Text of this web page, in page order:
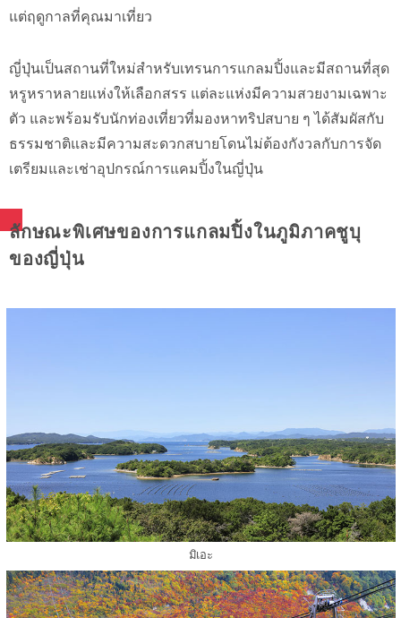
แต่ฤดูกาลที่คุณมาเที่ยว
ญี่ปุ่นเป็นสถานที่ใหม่สำหรับเทรนการแกลมปิ้งและมีสถานที่สุด
หรูหราหลายแห่งให้เลือกสรร แต่ละแห่งมีความสวยงามเฉพาะ
ตัว และพร้อมรับนักท่องเที่ยวที่มองหาทริปสบาย ๆ ได้สัมผัสกับ
ธรรมชาติและมีความสะดวกสบายโดนไม่ต้องกังวลกับการจัด
เตรียมและเช่าอุปกรณ์การแคมปิ้งในญี่ปุ่น
ลักษณะพิเศษของการแกลมปิ้งในภูมิภาคชูบุ
ของญี่ปุ่น
มิเอะ